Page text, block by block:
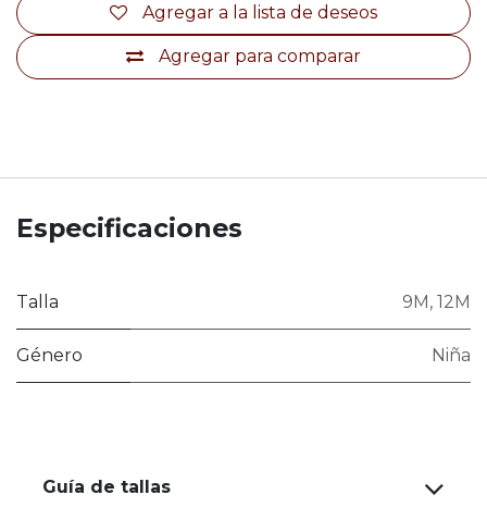
Agregar para comparar
Agregar a la lista de deseos
Especificaciones
Talla 9M, 12M
Género Niña
Guía de tallas